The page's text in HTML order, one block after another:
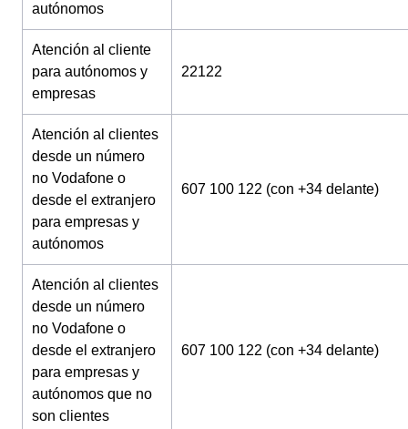
autónomos
Atención al cliente
para autónomos y
empresas
22122
Atención al clientes
desde un número
no Vodafone o
desde el extranjero
para empresas y
autónomos
607 100 122 (con +34 delante)
Atención al clientes
desde un número
no Vodafone o
desde el extranjero
para empresas y
autónomos que no
son clientes
607 100 122 (con +34 delante)